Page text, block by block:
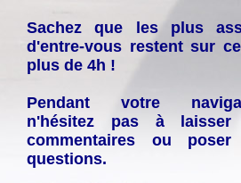
Sachez que les plus
d'entre-vous restent sur
plus de 4h !
Pendant votre
n'hésitez pas à laisser
commentaires ou
questions.